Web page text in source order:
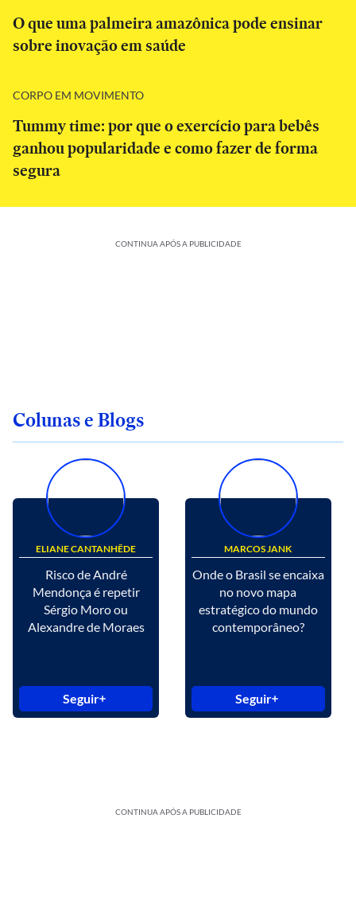
O que uma palmeira amazônica pode ensinar
sobre inovação em saúde
CORPO EM MOVIMENTO
Tummy time: por que o exercício para bebês
ganhou popularidade e como fazer de forma
segura
CONTINUA APÓS A PUBLICIDADE
Colunas e Blogs
ELIANE CANTANHÊDE
Risco de André
Mendonça é repetir
Sérgio Moro ou
Alexandre de Moraes
Seguir
MARCOS JANK
Onde o Brasil se encaixa
no novo mapa
estratégico do mundo
contemporâneo?
Seguir
CONTINUA APÓS A PUBLICIDADE